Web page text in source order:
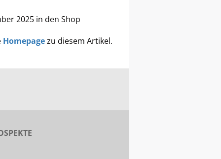
2025 in den Shop
Homepagezu diesem Artikel.